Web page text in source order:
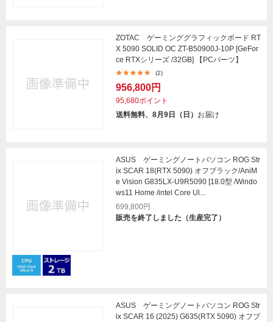
ZOTAC ゲーミンググラフィックボード RT
X 5090 SOLID OC ZT-B50900J-10P [GeFor
ce RTXシリーズ /32GB] 【PCパーツ】
(2)
956,800円
95,680ポイント
送料無料、8月9日（日） お届け
ASUS ゲーミングノートパソコン ROG Str
ix SCAR 18(RTX 5090) オフブラック/AniM
e Vision G835LX-U9R5090 [18.0型 /Windo
ws11 Home /intel Core Ul...
699,800円
販売を終了しました（生産完了）
ASUS ゲーミングノートパソコン ROG Str
ix SCAR 16 (2025) G635(RTX 5090) オフブ